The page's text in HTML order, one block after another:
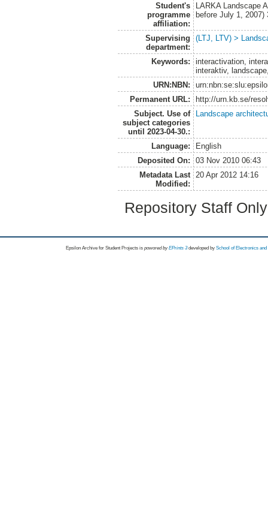
Student's
programme
affiliation:
LARKA Landscape
before July 1, 2007)
Supervising
department:
(LTJ, LTV) >
Keywords:
interactivation,
interaktiv,
URN:NBN:
Permanent URL:
http://urn.kb.se/
Subject. Use of
subject categories
until 2023-04-30.:
Landscape
Language:
English
Deposited On:
03 Nov 2010 06:43
Metadata Last
Modified:
20 Apr 2012 14:16
Repository Staff
Epsilon Archive for Student Projects is powored byEPrints 3 developed by School of Electronics